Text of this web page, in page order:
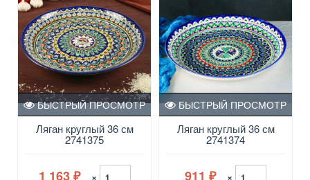
Ляган круглый 36 см
2741375
БЫСТРЫЙ ПРОСМОТР
1 163 ₽ ×
Ляган круглый 36 см
2741374
БЫСТРЫЙ ПРОСМОТР
911 ₽ ×